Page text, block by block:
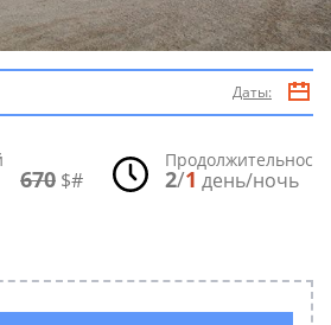
Даты:
670 $#
Продолжительность
2/1 день/ночь